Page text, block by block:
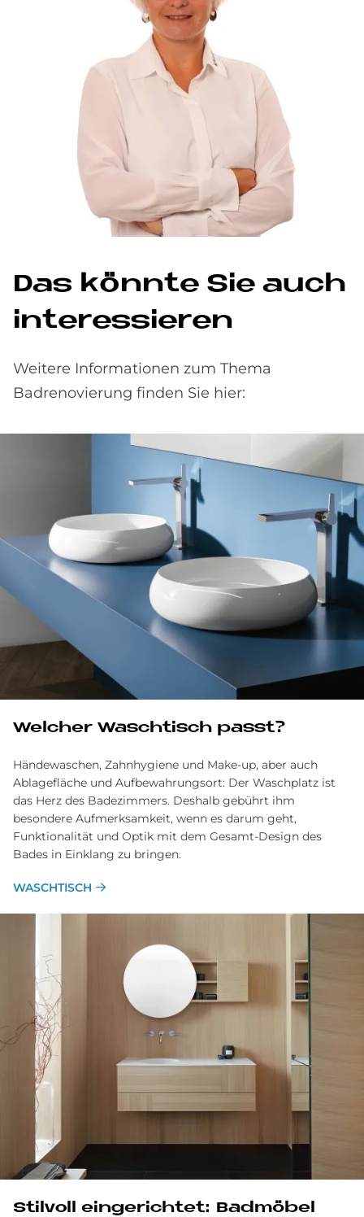
Das könnte Sie auch
interessieren
Weitere Informationen zum Thema
Badrenovierung finden Sie hier:
Welcher Waschtisch passt?
Händewaschen, Zahnhygiene und Make-up, aber auch
Ablage­fläche und Aufbewahrungsort: Der Wasch­platz ist
das Herz des Bade­zimmers. Deshalb gebührt ihm
besondere Aufmerksam­keit, wenn es darum geht,
Funktionalität und Optik mit dem Gesamt-Design des
Bades in Ein­klang zu bringen.
WASCHTISCH
Stil­voll ein­ge­rich­tet: Bad­mö­bel